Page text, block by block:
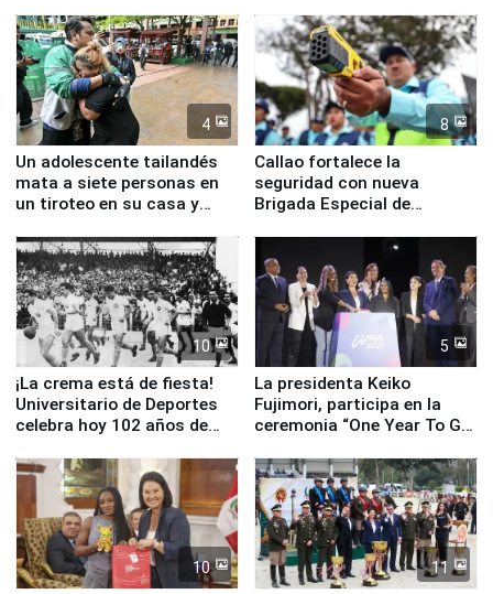
4
Un adolescente tailandés
mata a siete personas en
un tiroteo en su casa y
8
Callao fortalece la
seguridad con nueva
Brigada Especial de
equipamiento para
Serenazgo
10
¡La crema está de fiesta!
Universitario de Deportes
celebra hoy 102 años de
5
La presidenta Keiko
Fujimori, participa en la
ceremonia “One Year To Go
10 11